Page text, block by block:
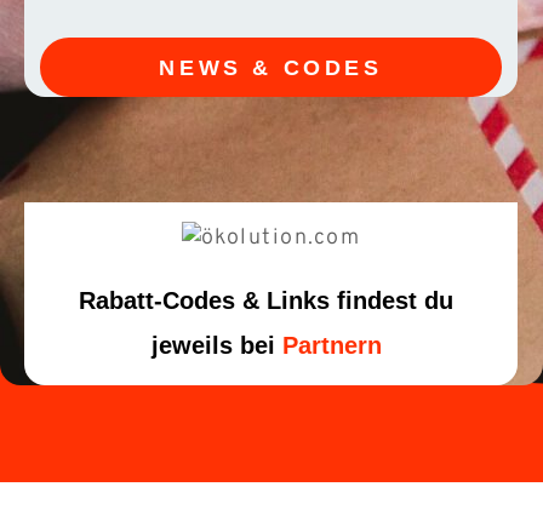
NEWS & CODES
Rabatt-Codes & Links findest du
jeweils bei Partnern